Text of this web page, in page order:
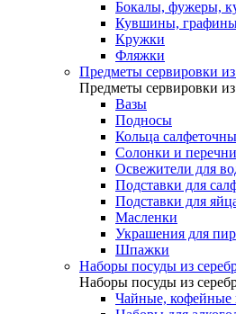
Бокалы, фужеры,
Кувшины,
Кружки
Фляжки
Предметы сервировки из
Предметы сервировки из
Вазы
Подносы
Кольца
Солонки и
Освежители для
Подставки для
Подставки для
Масленки
Украшения для
Шпажки
Наборы посуды из
Наборы посуды из
Чайные, кофейные